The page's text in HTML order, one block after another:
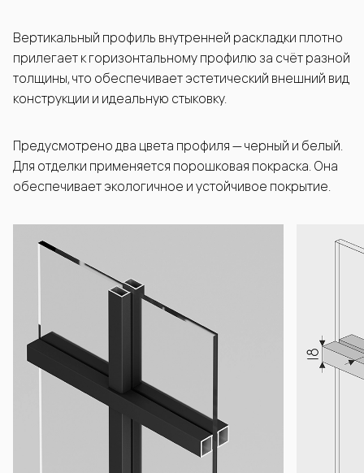
Вертикальный профиль внутренней раскладки плотно
прилегает к горизонтальному профилю за счёт разной
толщины, что обеспечивает эстетический внешний вид
конструкции и идеальную стыковку.
Предусмотрено два цвета профиля — черный и белый.
Для отделки применяется порошковая покраска. Она
обеспечивает экологичное и устойчивое покрытие.